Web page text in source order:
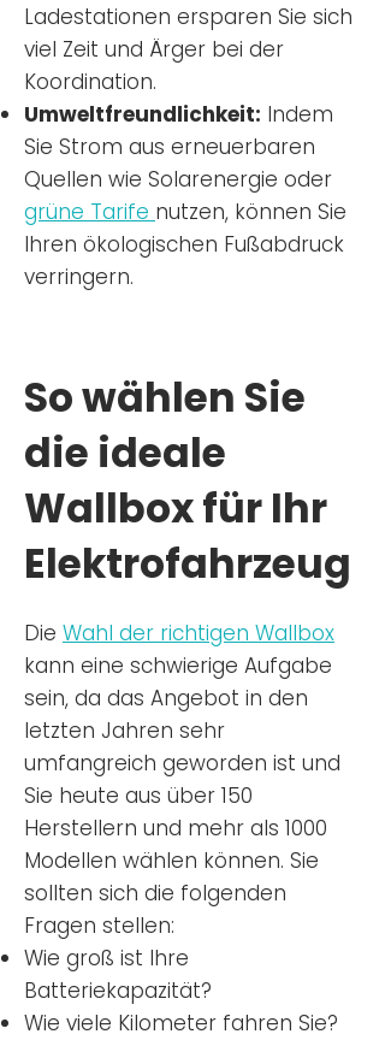
Ladestationen ersparen Sie sich
viel Zeit und Ärger bei der
Koordination.
Umweltfreundlichkeit: Indem
Sie Strom aus erneuerbaren
Quellen wie Solarenergie oder
grüne Tarife nutzen, können Sie
Ihren ökologischen Fußabdruck
verringern.
So wählen Sie
die ideale
Wallbox für Ihr
Elektrofahrzeug
Die Wahl der richtigen Wallbox
kann eine schwierige Aufgabe
sein, da das Angebot in den
letzten Jahren sehr
umfangreich geworden ist und
Sie heute aus über 150
Herstellern und mehr als 1000
Modellen wählen können. Sie
sollten sich die folgenden
Fragen stellen:
Wie groß ist Ihre
Batteriekapazität?
Wie viele Kilometer fahren Sie?